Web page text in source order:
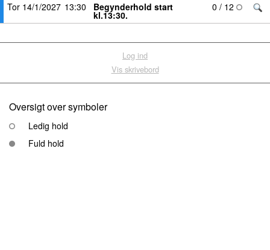
Tor 14/1/2027 13:30 Begynderhold start
kl.13:30.
0 / 12
Log ind
Vis skrivebord
Oversigt over symboler
Ledig hold
Fuld hold